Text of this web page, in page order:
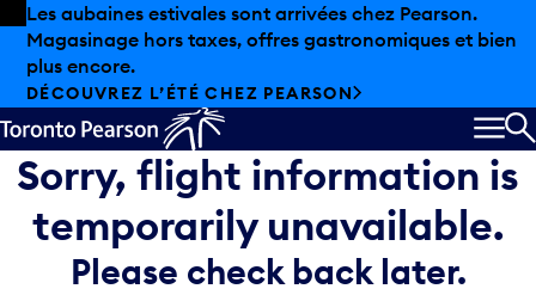
Skip to offers
Passer au contenu principal
Les aubaines estivales sont arrivées chez Pearson.
Magasinage hors taxes, offres gastronomiques et bien
plus encore.
DÉCOUVREZ L’ÉTÉ CHEZ PEARSON
Sorry, flight information is
temporarily unavailable.
Please check back later.